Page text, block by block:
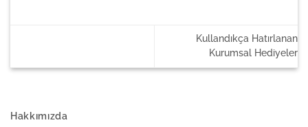
Kullandıkça Hatırlanan
Kurumsal Hediyeler
Hakkımızda